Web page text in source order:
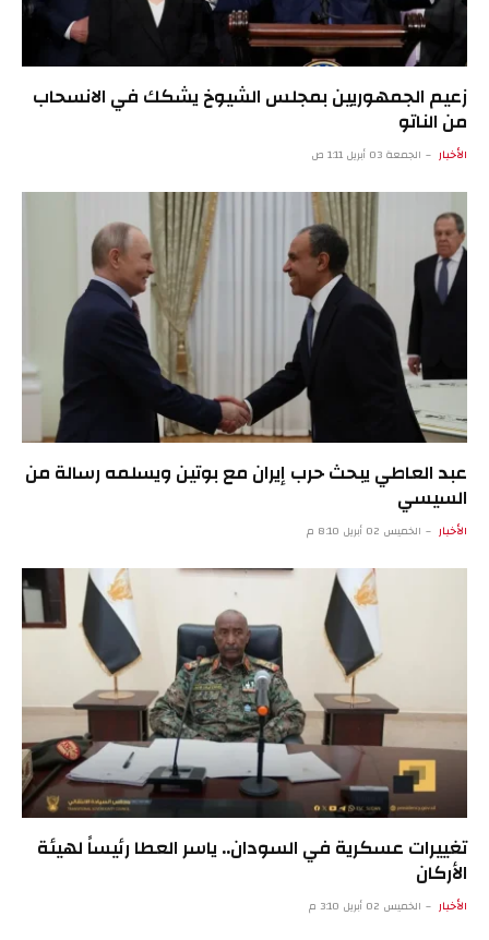
زعيم الجمهوريين بمجلس الشيوخ يشكك في الانسحاب
من الناتو
الأخبار الجمعة 03 أبريل 1:11 ص
عبد العاطي يبحث حرب إيران مع بوتين ويسلمه رسالة من
السيسي
الأخبار الخميس 02 أبريل 8:10 م
تغييرات عسكرية في السودان.. ياسر العطا رئيساً لهيئة
الأركان
الأخبار الخميس 02 أبريل 3:10 م